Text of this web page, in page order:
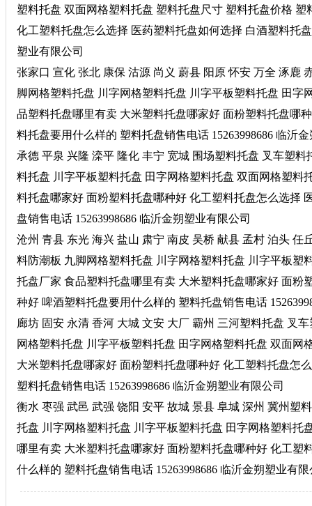
塑料托盘 双面网格塑料托盘 塑料托盘尺寸 塑料托盘价格
化工塑料托盘怎么选择 医药塑料托盘如何选择 白酒塑料托
塑业有限公司
张家口 宣化 张北 康保 沽源 尚义 蔚县 阳原 怀安 万全 涿鹿
脚网格塑料托盘 川字网格塑料托盘 川字平板塑料托盘 田
品塑料托盘哪里有卖 大米塑料托盘哪家好 面粉塑料托盘哪
料托盘要用什么样的 塑料托盘销售电话 15263998686 临沂
承德 平泉 兴隆 滦平 隆化 丰宁 宽城 围场塑料托盘 叉车塑
料托盘 川字平板塑料托盘 田字网格塑料托盘 双面网格塑
料托盘哪家好 面粉塑料托盘哪种好 化工塑料托盘怎么选择
盘销售电话 15263998686 临沂金朔塑业有限公司
沧州 青县 东光 海兴 盐山 肃宁 南皮 吴桥 献县 孟村 泊头
料防潮板 九脚网格塑料托盘 川字网格塑料托盘 川字平板
托盘厂家 食品塑料托盘哪里有卖 大米塑料托盘哪家好 面
种好 啤酒塑料托盘要用什么样的 塑料托盘销售电话
廊坊 固安 永清 香河 大城 文安 大厂 霸州 三河塑料托盘 叉
网格塑料托盘 川字平板塑料托盘 田字网格塑料托盘 双面
大米塑料托盘哪家好 面粉塑料托盘哪种好 化工塑料托盘怎
塑料托盘销售电话 15263998686 临沂金朔塑业有限公司
衡水 枣强 武邑 武强 饶阳 安平 故城 景县 阜城 深州 冀州塑
托盘 川字网格塑料托盘 川字平板塑料托盘 田字网格塑料
哪里有卖 大米塑料托盘哪家好 面粉塑料托盘哪种好 化工
什么样的 塑料托盘销售电话 15263998686 临沂金朔塑业有限